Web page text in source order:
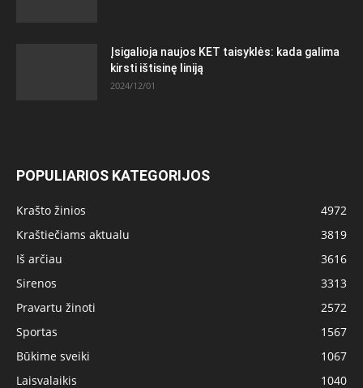
Įsigalioja naujos KET taisyklės: kada galima
kirsti ištisinę liniją
2024/12/01
POPULIARIOS KATEGORIJOS
Krašto žinios
4972
Kraštiečiams aktualu
3819
Iš arčiau
3616
Sirenos
3313
Pravartu žinoti
2572
Sportas
1567
Būkime sveiki
1067
Laisvalaikis
1040